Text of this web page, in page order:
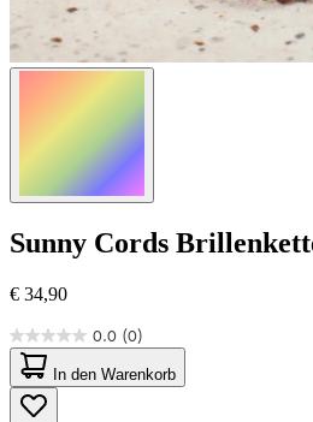
Sunny Cords
€ 34,90
0.0 (0)
0.0
von
5
Sternen.
In den Warenkorb